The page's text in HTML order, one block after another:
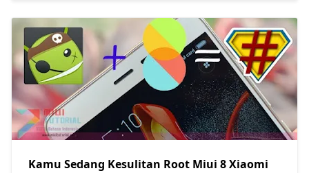
Kamu Sedang Kesulitan Root Miui 8 Xiaomi